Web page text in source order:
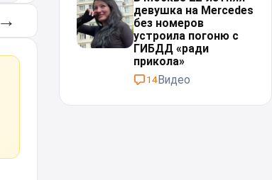
→
девушка на Mercedes
без номеров
устроила погоню с
ГИБДД «ради
прикола»
14Видео